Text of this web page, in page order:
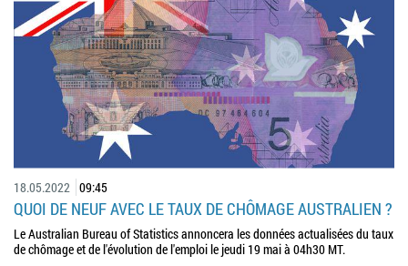
18.05.2022 09:45
QUOI DE NEUF AVEC LE TAUX DE CHÔMAGE AUSTRALIEN ?
Le Australian Bureau of Statistics annoncera les données actualisées du taux
de chômage et de l'évolution de l'emploi le jeudi 19 mai à 04h30 MT.